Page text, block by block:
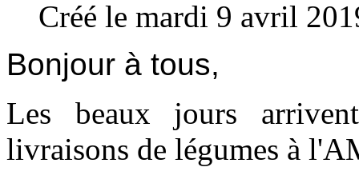
Créé le mardi 9 avril
Bonjour à tous,
Les beaux jours
livraisons de légumes à